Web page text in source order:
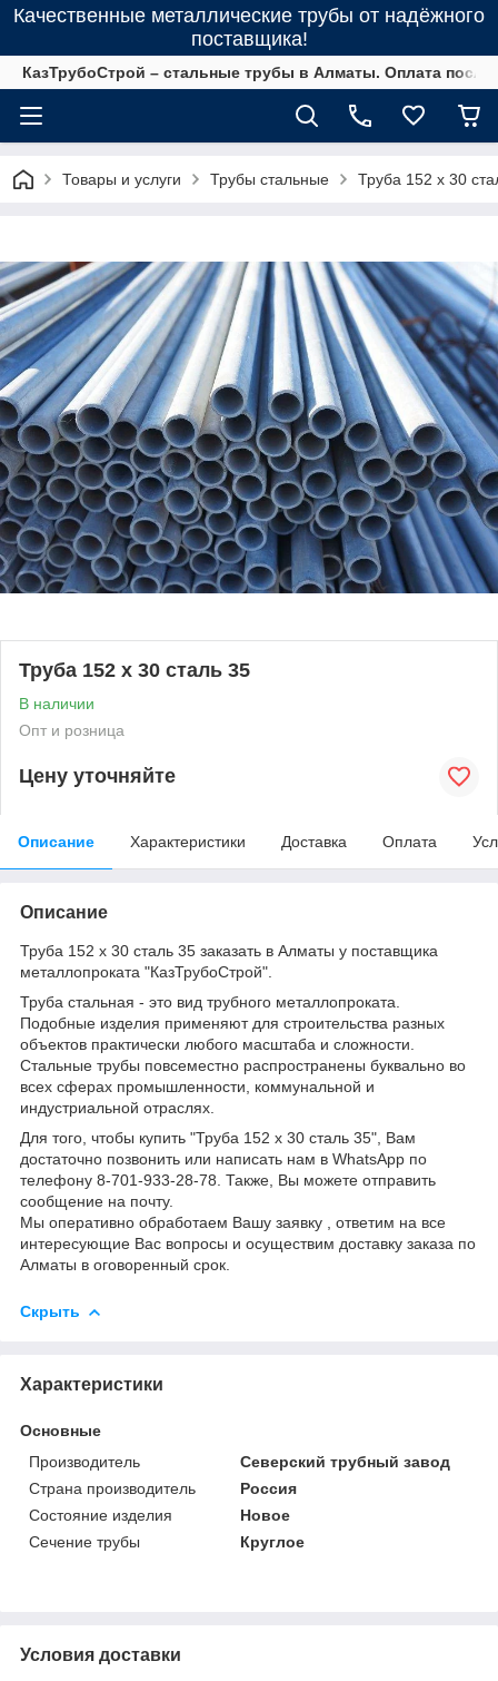
Качественные металлические трубы от надёжного
поставщика!
КазТрубоСтрой – стальные трубы в Алматы. Оплата
Товары и услуги Трубы стальные Труба 152 х 30
Труба 152 х 30 сталь 35
В наличии
Опт и розница
Цену уточняйте
Описание Характеристики Доставка Оплата
Описание
Труба 152 х 30 сталь 35 заказать в Алматы у поставщика
металлопроката "КазТрубоСтрой".
Труба стальная - это вид трубного металлопроката.
Подобные изделия применяют для строительства разных
объектов практически любого масштаба и сложности.
Стальные трубы повсеместно распространены буквально во
всех сферах промышленности, коммунальной и
индустриальной отраслях.
Для того, чтобы купить "Труба 152 х 30 сталь 35", Вам
достаточно позвонить или написать нам в WhatsApp по
телефону 8-701-933-28-78. Также, Вы можете отправить
сообщение на почту.
Мы оперативно обработаем Вашу заявку , ответим на все
интересующие Вас вопросы и осуществим доставку заказа по
Алматы в оговоренный срок.
Скрыть
Характеристики
Основные
Производитель
Северский трубный завод
Страна производитель
Россия
Состояние изделия
Новое
Сечение трубы
Круглое
Условия доставки